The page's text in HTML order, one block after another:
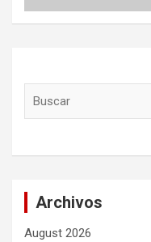
Archivos
August 2026